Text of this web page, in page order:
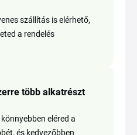
szállítás is elérhető,
a rendelés
több alkatrészt
eléred a
és kedvezőbben